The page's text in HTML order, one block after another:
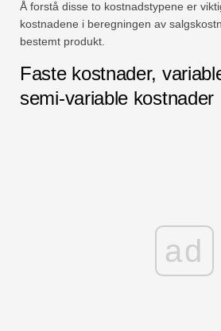
Å forstå disse to kostnadstypene er
kostnadene i beregningen av
bestemt produkt.
Faste kostnader,
semi-variable kostnader
ad